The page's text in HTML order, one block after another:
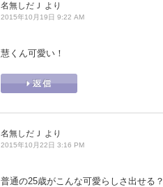
名無しだＪ より
2015年10月19日 9:22 AM
慧くん可愛い！
名無しだＪ より
2015年10月22日 3:16 PM
普通の25歳がこんな可愛らしさ出せる？